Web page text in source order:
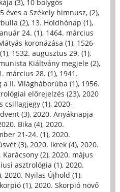
(3), 10 bolygós
éves a Székely himnusz, (2),
(2), 13. Holdhónap (1),
24. (1), 1464. március
koronázása (1), 1526-
, 1532. augusztus 29. (1),
Kiáltvány megjele (2),
március 28. (1), 1941.
a II. Világháborúba (1), 1956.
előrejelzés (23), 2020
csillagjegy (1), 2020-
(3), 2020. Anyáknapja
Bika (4), 2020.
21-24. (1), 2020.
(3), 2020. Ikrek (4), 2020.
Karácsony (2), 2020. május
asztrológia (1), 2020.
, 2020. Nyilas Újhold (1),
(1), 2020. Skorpió növő